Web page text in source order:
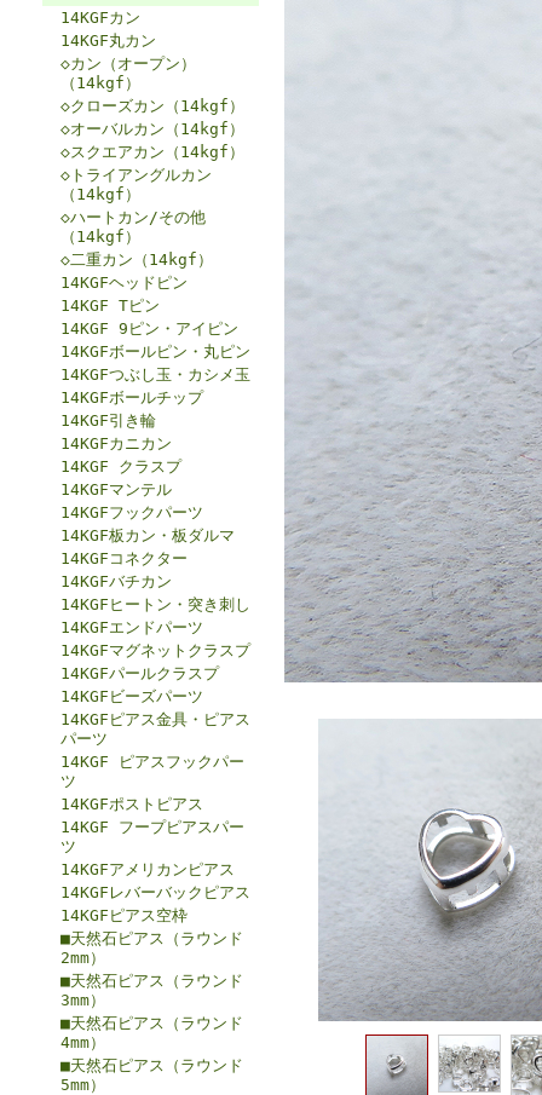
14KGFカン
14KGF丸カン
◇カン（オープン）
（14kgf）
◇クローズカン（14kgf）
◇オーバルカン（14kgf）
◇スクエアカン（14kgf）
◇トライアングルカン
（14kgf）
◇ハートカン/その他
（14kgf）
◇二重カン（14kgf）
14KGFヘッドピン
14KGF Tピン
14KGF 9ピン・アイピン
14KGFボールピン・丸ピン
14KGFつぶし玉・カシメ玉
14KGFボールチップ
14KGF引き輪
14KGFカニカン
14KGF クラスプ
14KGFマンテル
14KGFフックパーツ
14KGF板カン・板ダルマ
14KGFコネクター
14KGFバチカン
14KGFヒートン・突き刺し
14KGFエンドパーツ
14KGFマグネットクラスプ
14KGFパールクラスプ
14KGFビーズパーツ
14KGFピアス金具・ピアス
パーツ
14KGF ピアスフックパー
ツ
14KGFポストピアス
14KGF フープピアスパー
ツ
14KGFアメリカンピアス
14KGFレバーバックピアス
14KGFピアス空枠
■天然石ピアス（ラウンド
2mm）
■天然石ピアス（ラウンド
3mm）
■天然石ピアス（ラウンド
4mm）
■天然石ピアス（ラウンド
5mm）